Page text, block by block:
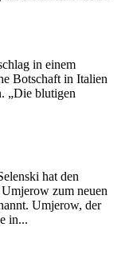
in einem
Botschaft in Italien
„Die blutigen
hat den
zum neuen
Umjerow, der
in...